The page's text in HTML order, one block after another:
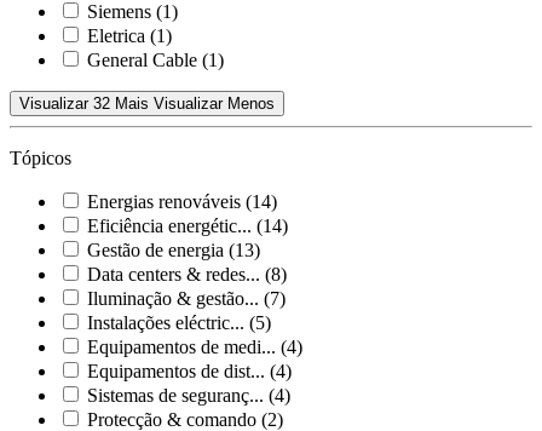
Siemens (1)
Eletrica (1)
General Cable (1)
Visualizar 32 Mais Visualizar Menos
Tópicos
Energias renováveis (14)
Eficiência energétic... (14)
Gestão de energia (13)
Data centers & redes... (8)
Iluminação & gestão... (7)
Instalações eléctric... (5)
Equipamentos de medi... (4)
Equipamentos de dist... (4)
Sistemas de seguranç... (4)
Protecção & comando (2)